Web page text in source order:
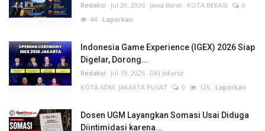
Redaksi Jul 20, 2026 Jawa Barat KOTA BEKASI
0
44 Laporkan
Indonesia Game Experience (IGEX) 2026 Siap
Digelar, Dorong...
Redaksi Jul 19, 2026 DKI Jakarta
KOTA ADM. JAKARTA PUSAT
0 126 Laporkan
Dosen UGM Layangkan Somasi Usai Diduga
Diintimidasi karena...